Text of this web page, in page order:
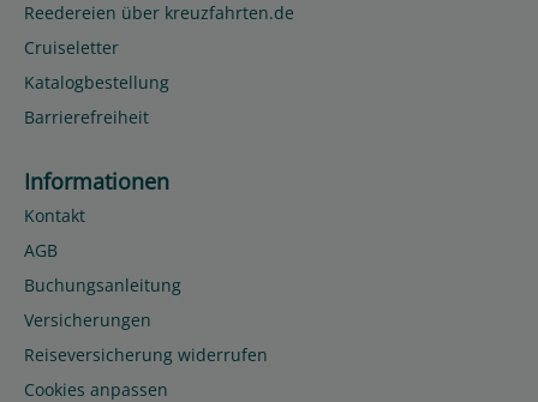
Reedereien über kreuzfahrten.de
Cruiseletter
Katalogbestellung
Barrierefreiheit
Informationen
Kontakt
AGB
Buchungsanleitung
Versicherungen
Reiseversicherung widerrufen
Cookies anpassen